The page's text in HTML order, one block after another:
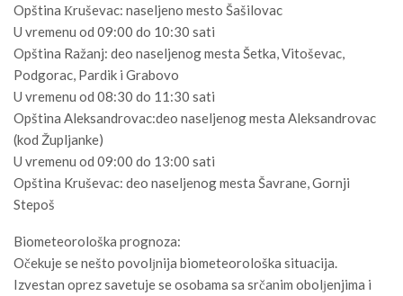
Opština Кruševac: naseljeno mesto Šašilovac
U vremenu od 09:00 do 10:30 sati
Opština Ražanj: deo naseljenog mesta Šetka, Vitoševac,
Podgorac, Pardik i Grabovo
U vremenu od 08:30 do 11:30 sati
Opština Aleksandrovac:deo naseljenog mesta Aleksandrovac
(kod Župljanke)
U vremenu od 09:00 do 13:00 sati
Opština Kruševac: deo naseljenog mesta Šavrane, Gornji
Stepoš
Biometeorološka prognoza:
Očekuje se nešto povolјnija biometeorološka situacija.
Izvestan oprez savetuje se osobama sa srčanim obolјenjima i